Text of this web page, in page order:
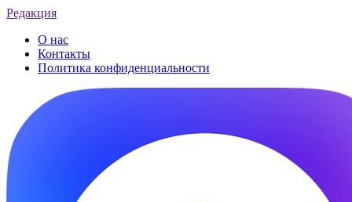
Редакция
О нас
Контакты
Политика конфиденциальности